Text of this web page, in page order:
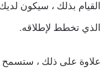
القيام بذلك ، سيكون
الذي تخطط لإطلاقه.
علاوة على ذلك ،